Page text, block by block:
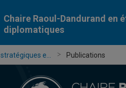
Chaire Raoul-Dandurand en
diplomatiques
e... Publications